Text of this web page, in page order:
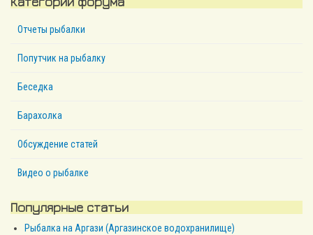
Отчеты рыбалки
Попутчик на рыбалку
Беседка
Барахолка
Обсуждение статей
Видео о рыбалке
Популярные статьи
Рыбалка на Аргази (Аргазинское водохранилище)